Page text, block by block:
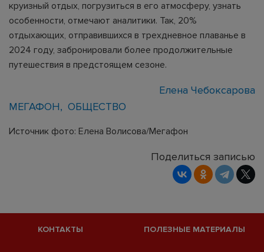
круизный отдых, погрузиться в его атмосферу, узнать
особенности, отмечают аналитики. Так, 20%
отдыхающих, отправившихся в трехдневное плаванье в
2024 году, забронировали более продолжительные
путешествия в предстоящем сезоне.
Елена Чебоксарова
МЕГАФОН
ОБЩЕСТВО
Источник фото: Елена Волисова/Мегафон
Поделиться записью
КОНТАКТЫ ПОЛЕЗНЫЕ МАТЕРИАЛЫ